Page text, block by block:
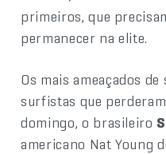
primeiros, que
permanecer na elite.
Os mais ameaçados
surfistas que
domingo, o brasileiro
americano Nat Young